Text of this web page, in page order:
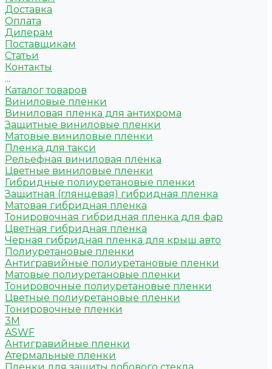
Доставка
Оплата
Дилерам
Поставщикам
Статьи
Контакты
...
Каталог товаров
Виниловые пленки
Виниловая пленка для антихрома
Защитные виниловые пленки
Матовые виниловые пленки
Пленка для такси
Рельефная виниловая пленка
Цветные виниловые пленки
Гибридные полиуретановые пленки
Защитная (глянцевая) гибридная пленка
Матовая гибридная пленка
Тонировочная гибридная пленка для фар
Цветная гибридная пленка
Черная гибридная пленка для крыш авто
Полиуретановые пленки
Антигравийные полиуретановые пленки
Матовые полиуретановые пленки
Тонировочные полиуретановые пленки
Цветные полиуретановые пленки
Тонировочные пленки
3M
ASWF
Антигравийные пленки
Атермальные пленки